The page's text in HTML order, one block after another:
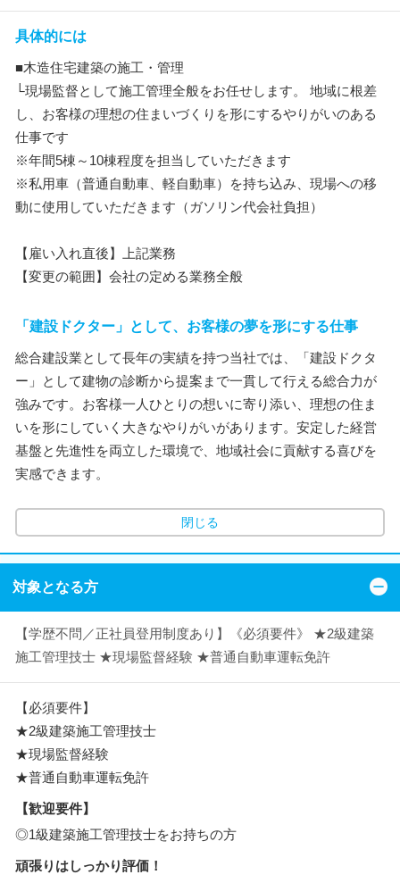
具体的には
■木造住宅建築の施工・管理
└現場監督として施工管理全般をお任せします。 地域に根差
し、お客様の理想の住まいづくりを形にするやりがいのある
仕事です
※年間5棟～10棟程度を担当していただきます
※私用車（普通自動車、軽自動車）を持ち込み、現場への移
動に使用していただきます（ガソリン代会社負担）
【雇い入れ直後】上記業務
【変更の範囲】会社の定める業務全般
「建設ドクター」として、お客様の夢を形にする仕事
総合建設業として長年の実績を持つ当社では、「建設ドクタ
ー」として建物の診断から提案まで一貫して行える総合力が
強みです。お客様一人ひとりの想いに寄り添い、理想の住ま
いを形にしていく大きなやりがいがあります。安定した経営
基盤と先進性を両立した環境で、地域社会に貢献する喜びを
実感できます。
閉じる
対象となる方
【学歴不問／正社員登用制度あり】《必須要件》 ★2級建築
施工管理技士 ★現場監督経験 ★普通自動車運転免許
【必須要件】
★2級建築施工管理技士
★現場監督経験
★普通自動車運転免許
【歓迎要件】
◎1級建築施工管理技士をお持ちの方
頑張りはしっかり評価！